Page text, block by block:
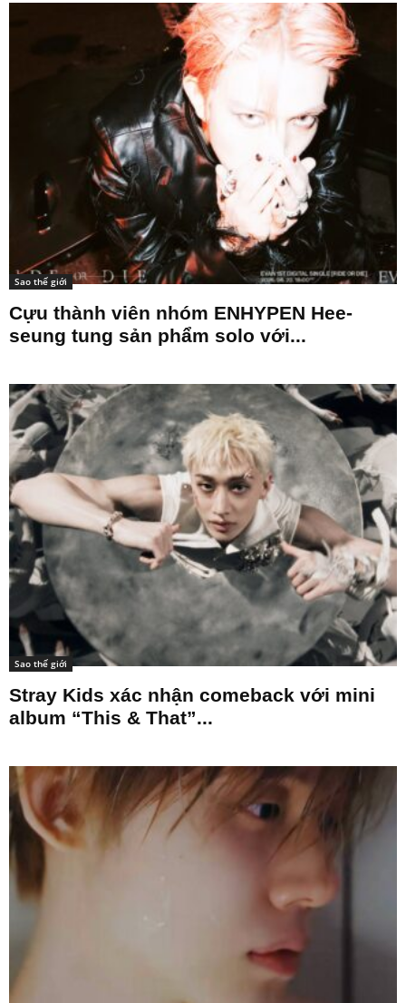
Sao thế giới
Cựu thành viên nhóm ENHYPEN Hee-
seung tung sản phẩm solo với...
Sao thế giới
Stray Kids xác nhận comeback với mini
album “This & That”...